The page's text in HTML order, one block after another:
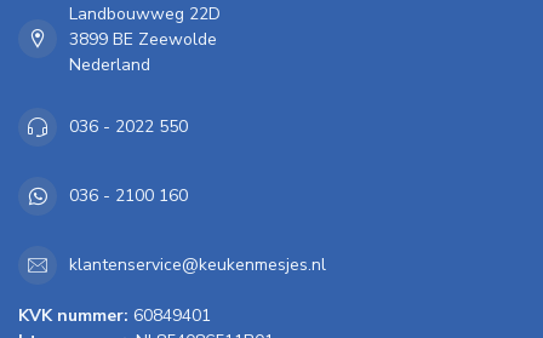
Landbouwweg 22D
3899 BE Zeewolde
Nederland
036 - 2022 550
036 - 2100 160
klantenservice@keukenmesjes.nl
KVK nummer: 60849401